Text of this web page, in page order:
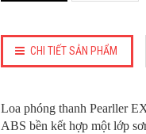
CHI TIẾT SẢN PHẨM
Loa phóng thanh Pearller
ABS bền kết hợp một lớp